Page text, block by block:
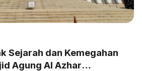
Sejarah dan Kemegahan
Agung Al Azhar